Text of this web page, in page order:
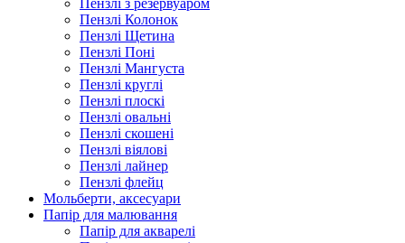
Пензлі з резервуаром
Пензлі Колонок
Пензлі Щетина
Пензлі Поні
Пензлі Мангуста
Пензлі круглі
Пензлі плоскі
Пензлі овальні
Пензлі скошені
Пензлі віялові
Пензлі лайнер
Пензлі флейц
Мольберти, аксесуари
Папір для малювання
Папір для акварелі